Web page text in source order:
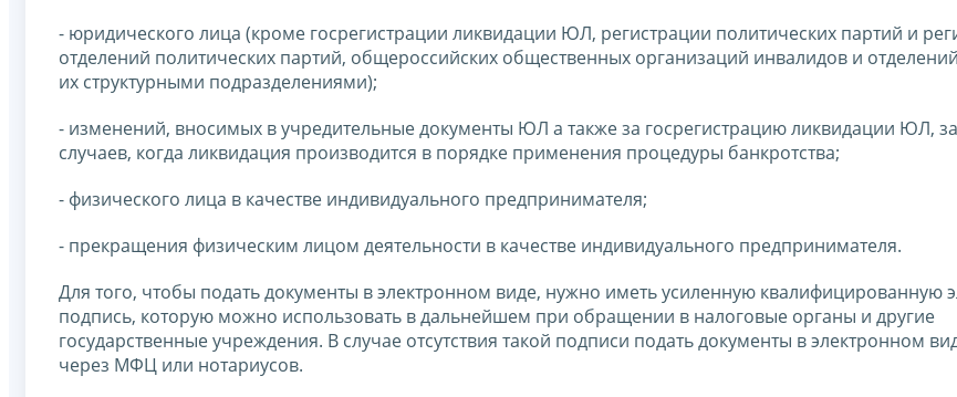
- юридического лица (кроме госрегистрации ликвидации ЮЛ, регистрации политических партий и
отделений политических партий, общероссийских общественных организаций инвалидов и
их структурными подразделениями);
- изменений, вносимых в учредительные документы ЮЛ а также за госрегистрацию ликвидации ЮЛ,
случаев, когда ликвидация производится в порядке применения процедуры банкротства;
- физического лица в качестве индивидуального предпринимателя;
- прекращения физическим лицом деятельности в качестве индивидуального предпринимателя.
Для того, чтобы подать документы в электронном виде, нужно иметь усиленную квалифицированную
подпись, которую можно использовать в дальнейшем при обращении в налоговые органы и другие
государственные учреждения. В случае отсутствия такой подписи подать документы в электронном
через МФЦ или нотариусов.